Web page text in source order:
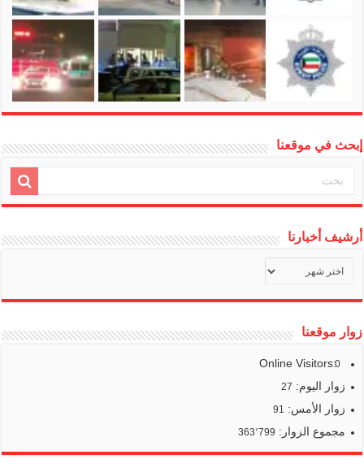
إبحث في موقعنا
أرشيف أخبارنا
أخبارنا
زوار موقعنا
Online Visitors:
0
زوار اليوم: 27
زوار الأمس: 91
مجموع الزوار: 363٬799